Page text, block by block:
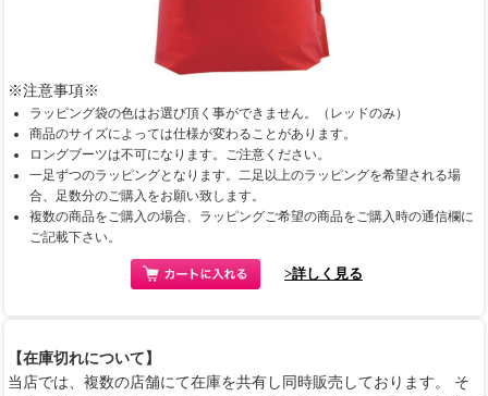
※注意事項※
ラッピング袋の色はお選び頂く事ができません。（レッドのみ）
商品のサイズによっては仕様が変わることがあります。
ロングブーツは不可になります。ご注意ください。
一足ずつのラッピングとなります。二足以上のラッピングを希望される場
合、足数分のご購入をお願い致します。
複数の商品をご購入の場合、ラッピングご希望の商品をご購入時の通信欄に
ご記載下さい。
>詳しく見る
【在庫切れについて】
当店では、複数の店舗にて在庫を共有し同時販売しております。 そ